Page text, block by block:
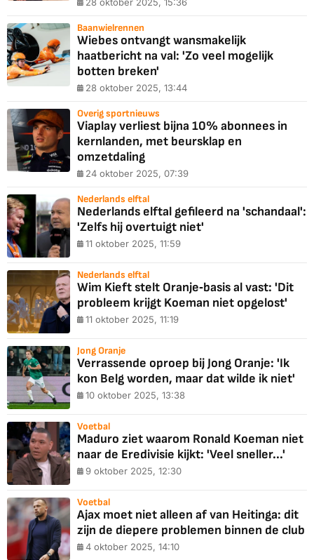
Baanwielrennen
Wiebes ontvangt wansmakelijk
haatbericht na val: 'Zo veel mogelijk
botten breken'
28 oktober 2025, 13:44
Overig sportnieuws
Viaplay verliest bijna 10% abonnees in
kernlanden, met beursklap en
omzetdaling
24 oktober 2025, 07:39
Nederlands elftal
Nederlands elftal gefileerd na 'schandaal':
'Zelfs hij overtuigt niet'
11 oktober 2025, 11:59
Nederlands elftal
Wim Kieft stelt Oranje‑basis al vast: 'Dit
probleem krijgt Koeman niet opgelost'
11 oktober 2025, 11:19
Jong Oranje
Verrassende oproep bij Jong Oranje: 'Ik
kon Belg worden, maar dat wilde ik niet'
10 oktober 2025, 13:38
Voetbal
Maduro ziet waarom Ronald Koeman niet
naar de Eredivisie kijkt: 'Veel sneller...'
9 oktober 2025, 12:30
Voetbal
Ajax moet niet alleen af van Heitinga: dit
zijn de diepere problemen binnen de club
4 oktober 2025, 14:10